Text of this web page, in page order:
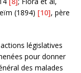
(1894) [10], père
législatives
pour donner
des malades